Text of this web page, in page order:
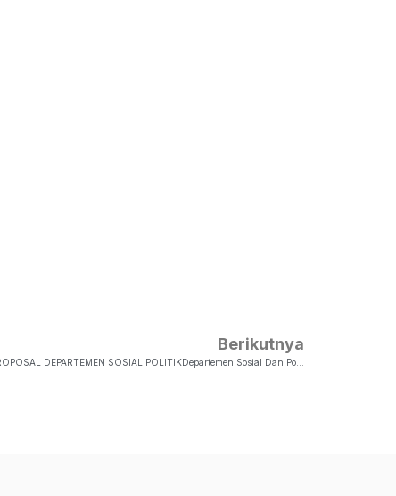
Berikutnya
PENDAFTARN UJIAN SKRIPSI DAN REVIEW PROPOSAL DEPARTEMEN SOSIAL POLITIKDepartemen Sosial Dan Politik Kembali Akan Mengadakan Ujian Skripsi Dan Review Proposal Pada Tanggal 19 November 2021. Pendaftaran Skripsi Dan Review Proposal Dibuka Dari Tanggal 3 November – 12…